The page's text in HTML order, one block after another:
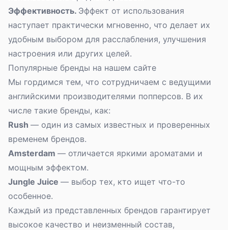
Эффективность. Эффект от использования
наступает практически мгновенно, что делает их
удобным выбором для расслабления, улучшения
настроения или других целей.
Популярные бренды на нашем сайте
Мы гордимся тем, что сотрудничаем с ведущими
английскими производителями попперсов. В их
числе такие бренды, как:
Rush — один из самых известных и проверенных
временем брендов.
Amsterdam — отличается яркими ароматами и
мощным эффектом.
Jungle Juice — выбор тех, кто ищет что-то
особенное.
Каждый из представленных брендов гарантирует
высокое качество и неизменный состав,